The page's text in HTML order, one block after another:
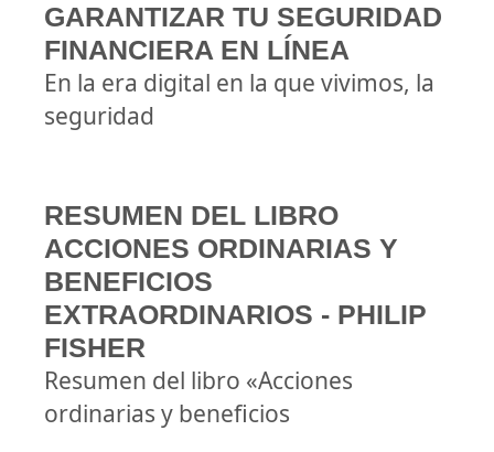
GARANTIZAR TU SEGURIDAD
FINANCIERA EN LÍNEA
En la era digital en la que vivimos, la
seguridad
RESUMEN DEL LIBRO
ACCIONES ORDINARIAS Y
BENEFICIOS
EXTRAORDINARIOS - PHILIP
FISHER
Resumen del libro «Acciones
ordinarias y beneficios